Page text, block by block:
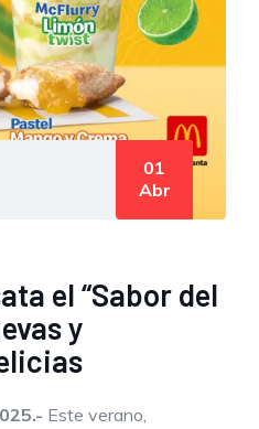
01
Abr
el “Sabor del
y
Este verano,